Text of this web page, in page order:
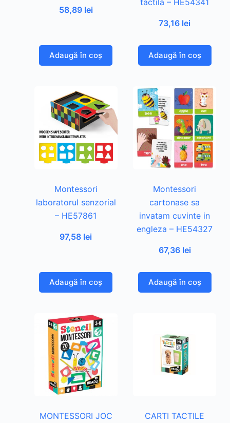
58,89 lei
Adaugă în coș
73,16 lei
Adaugă în coș
Montessori
laboratorul senzorial
– HE57861
97,58 lei
Adaugă în coș
Montessori
cartonase sa
invatam cuvinte in
engleza – HE54327
67,36 lei
Adaugă în coș
MONTESSORI JOC
CARTI TACTILE